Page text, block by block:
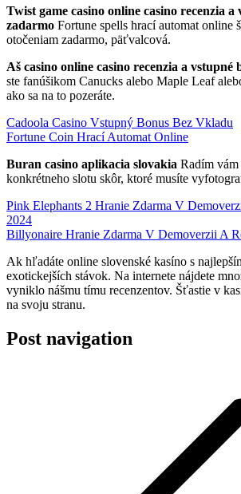
Twist game casino online casino recenzia a
zadarmo Fortune spells hrací automat online
otočeniam zadarmo, päťvalcová.
Aš casino online casino recenzia a vstupné
ste fanúšikom Canucks alebo Maple Leaf
ako sa na to pozeráte.
Cadoola Casino Vstupný Bonus Bez Vkladu
Fortune Coin Hrací Automat Online
Buran casino aplikacia slovakia Radím
konkrétneho slotu skôr, ktoré musíte
Pink Elephants 2 Hranie Zdarma V
2024
Billyonaire Hranie Zdarma V Demoverzii A
Ak hľadáte online slovenské kasíno s
exotickejších stávok. Na internete nájdete
vyniklo nášmu tímu recenzentov. Šťastie v
na svoju stranu.
Post navigation